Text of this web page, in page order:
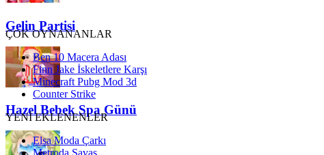
Gelin Partisi
Hazel Bebek Spa Günü
ÇOK OYNANANLAR
Ben 10 Macera Adası
Finn Jake İskeletlere Karşı
Minecraft Pubg Mod 3d
Counter Strike
YENİ EKLENENLER
Elsa Moda Çarkı
Metroda Savaş